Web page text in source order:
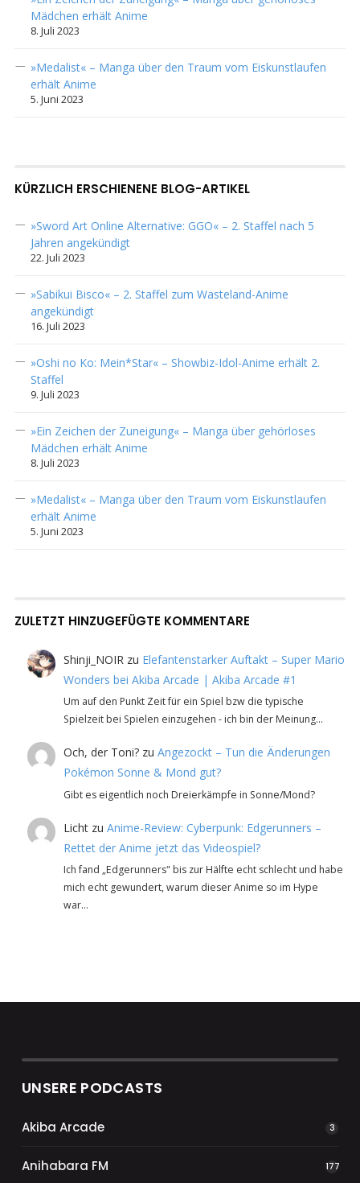
Mädchen erhält Anime
8. Juli 2023
»Medalist« – Manga über den Traum vom Eiskunstlaufen
erhält Anime
5. Juni 2023
KÜRZLICH ERSCHIENENE BLOG-ARTIKEL
»Sword Art Online Alternative: GGO« – 2. Staffel nach 5
Jahren angekündigt
22. Juli 2023
»Sabikui Bisco« – 2. Staffel zum Wasteland-Anime
angekündigt
16. Juli 2023
»Oshi no Ko: Mein*Star« – Showbiz-Idol-Anime erhält 2.
Staffel
9. Juli 2023
»Ein Zeichen der Zuneigung« – Manga über gehörloses
Mädchen erhält Anime
8. Juli 2023
»Medalist« – Manga über den Traum vom Eiskunstlaufen
erhält Anime
5. Juni 2023
ZULETZT HINZUGEFÜGTE KOMMENTARE
Shinji_NOIR zu Elefantenstarker Auftakt – Super Mario
Wonders bei Akiba Arcade | Akiba Arcade #1
Um auf den Punkt Zeit für ein Spiel bzw die typische
Spielzeit bei Spielen einzugehen - ich bin der Meinung…
Och, der Toni? zuAngezockt – Tun die Änderungen
Pokémon Sonne & Mond gut?
Gibt es eigentlich noch Dreierkämpfe in Sonne/Mond?
Licht zuAnime-Review: Cyberpunk: Edgerunners –
Rettet der Anime jetzt das Videospiel?
Ich fand „Edgerunners" bis zur Hälfte echt schlecht und habe
mich echt gewundert, warum dieser Anime so im Hype
war…
UNSERE PODCASTS
Akiba Arcade 3
Anihabara FM 177